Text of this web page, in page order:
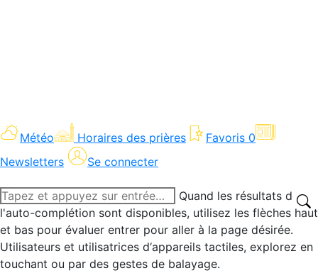
Météo Horaires des prières Favoris 0
Newsletters
Se connecter
Recherche
:
Quand les résultats de
l'auto-complétion sont disponibles, utilisez les flèches haut
et bas pour évaluer entrer pour aller à la page désirée.
Utilisateurs et utilisatrices d‘appareils tactiles, explorez en
touchant ou par des gestes de balayage.